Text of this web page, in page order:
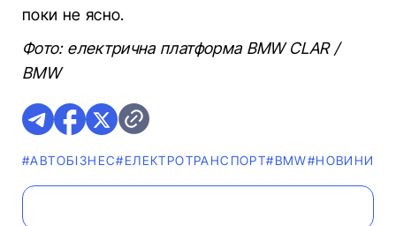
поки не ясно.
Фото: електрична платформа BMW CLAR /
BMW
#АВТОБІЗНЕС#ЕЛЕКТРОТРАНСПОРТ#BMW#НОВИНИ